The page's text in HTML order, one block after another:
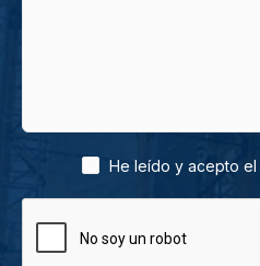
He leído y acepto el